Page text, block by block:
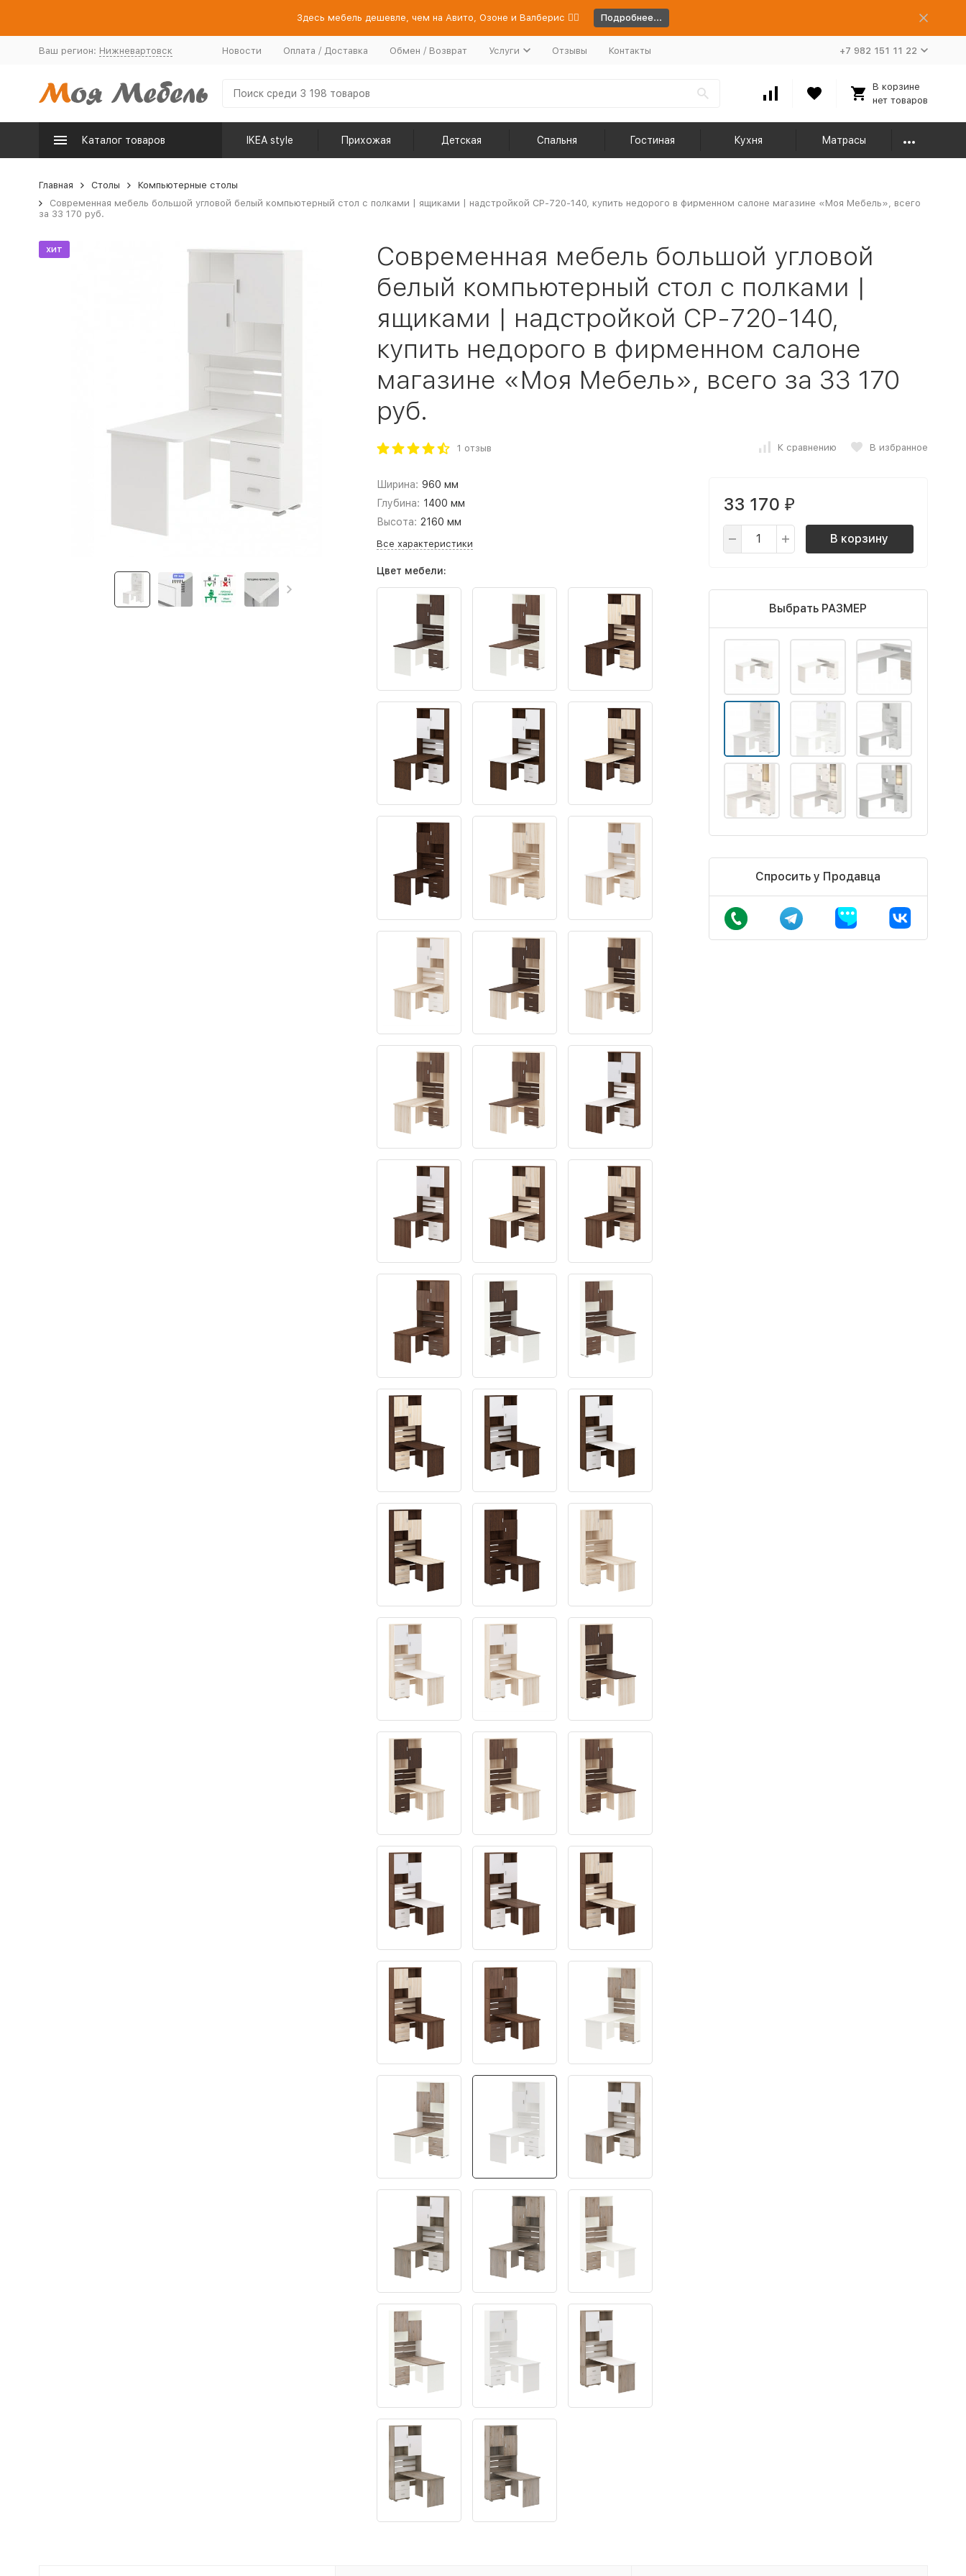
Здесь мебель дешевле, чем на Авито, Озоне и Валберис 👉🏻 Подробнее...
Ваш регион: Нижневартовск Новости Оплата / Доставка Обмен / Возврат Услуги Отзывы Контакты +7 982 151 11 22
В корзине
нет товаров
Каталог товаров IKEA style Прихожая Детская Спальня Гостиная Кухня Матрасы
Главная Столы
Компьютерные столы
Современная мебель большой угловой белый компьютерный стол с полками | ящиками | надстройкой СР-720-140, купить недорого в фирменном салоне магазине «Моя Мебель», всего
за 33 170 руб.
хит
Современная мебель большой угловой
белый компьютерный стол с полками |
ящиками | надстройкой СР-720-140,
купить недорого в фирменном салоне
магазине «Моя Мебель», всего за 33 170
руб.
1 отзыв К сравнению В избранное
Ширина: 960 мм
Глубина: 1400 мм
Высота: 2160 мм
Все характеристики
Цвет мебели:
33 170 ₽
В корзину
Выбрать РАЗМЕР
Спросить у Продавца